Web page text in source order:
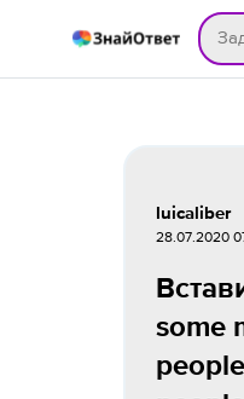
luicaliber
28.07.2020
some